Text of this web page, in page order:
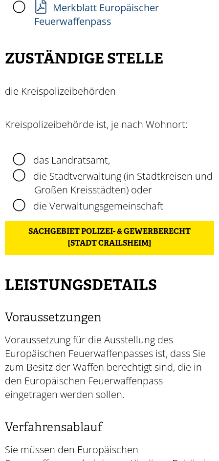
Merkblatt Europäischer
Feuerwaffenpass
ZUSTÄNDIGE STELLE
die Kreispolizeibehörden
Kreispolizeibehörde ist, je nach Wohnort:
das Landratsamt,
die Stadtverwaltung (in Stadtkreisen und
Großen Kreisstädten) oder
die Verwaltungsgemeinschaft
SACHGEBIET POLIZEI- & GEWERBERECHT
[STADT CRAILSHEIM]
LEISTUNGSDETAILS
Voraussetzungen
Voraussetzung für die Ausstellung des
Europäischen Feuerwaffenpasses ist, dass Sie
zum Besitz der Waffen berechtigt sind, die in
den Europäischen Feuerwaffenpass
eingetragen werden sollen.
Verfahrensablauf
Sie müssen den Europäischen